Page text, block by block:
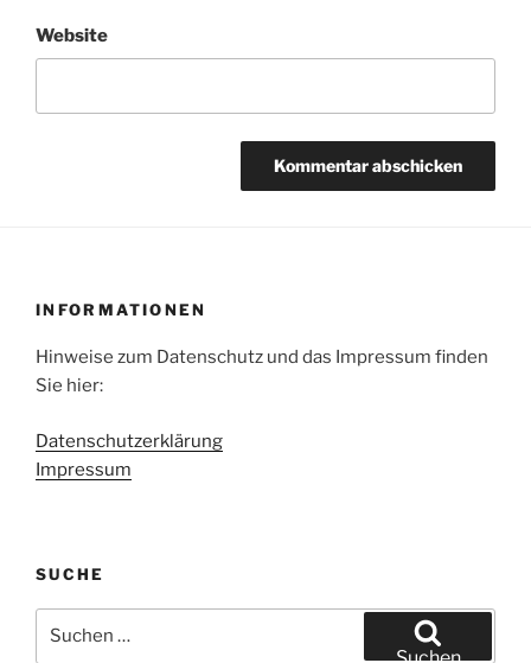
Website
INFORMATIONEN
Hinweise zum Datenschutz und das Impressum finden
Sie hier:
Datenschutzerklärung
Impressum
SUCHE
nach:
Suchen